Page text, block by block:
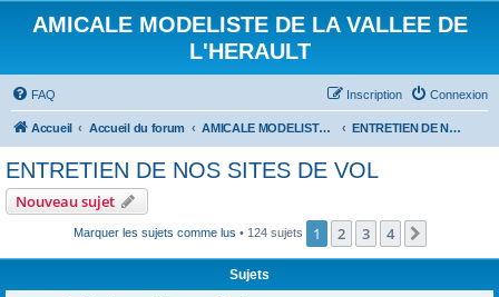
AMICALE MODELISTE DE LA VALLEE DE
L'HERAULT
FAQ Connexion
Inscription
Accueil Accueil du forum AMICALE MODELISTE DE LA VALLEE DE L'HERAULT ENTRETIEN DE NOS SITES DE VOL
ENTRETIEN DE NOS SITES DE VOL
Nouveau sujet
Marquer les sujets comme lus • 124 sujets 1 2 3 4
Sujets